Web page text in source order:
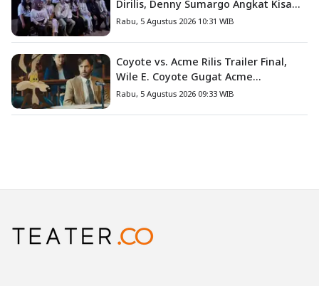
Dirilis, Denny Sumargo Angkat Kisah
Nyata Fanny Kondoh
Rabu, 5 Agustus 2026 10:31 WIB
Coyote vs. Acme Rilis Trailer Final,
Wile E. Coyote Gugat Acme
Corporation ke Pengadilan
Rabu, 5 Agustus 2026 09:33 WIB